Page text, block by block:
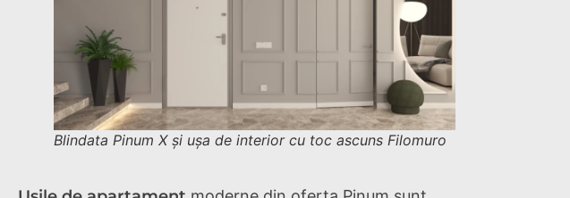
Blindata Pinum X și ușa de interior cu toc ascuns Filomuro